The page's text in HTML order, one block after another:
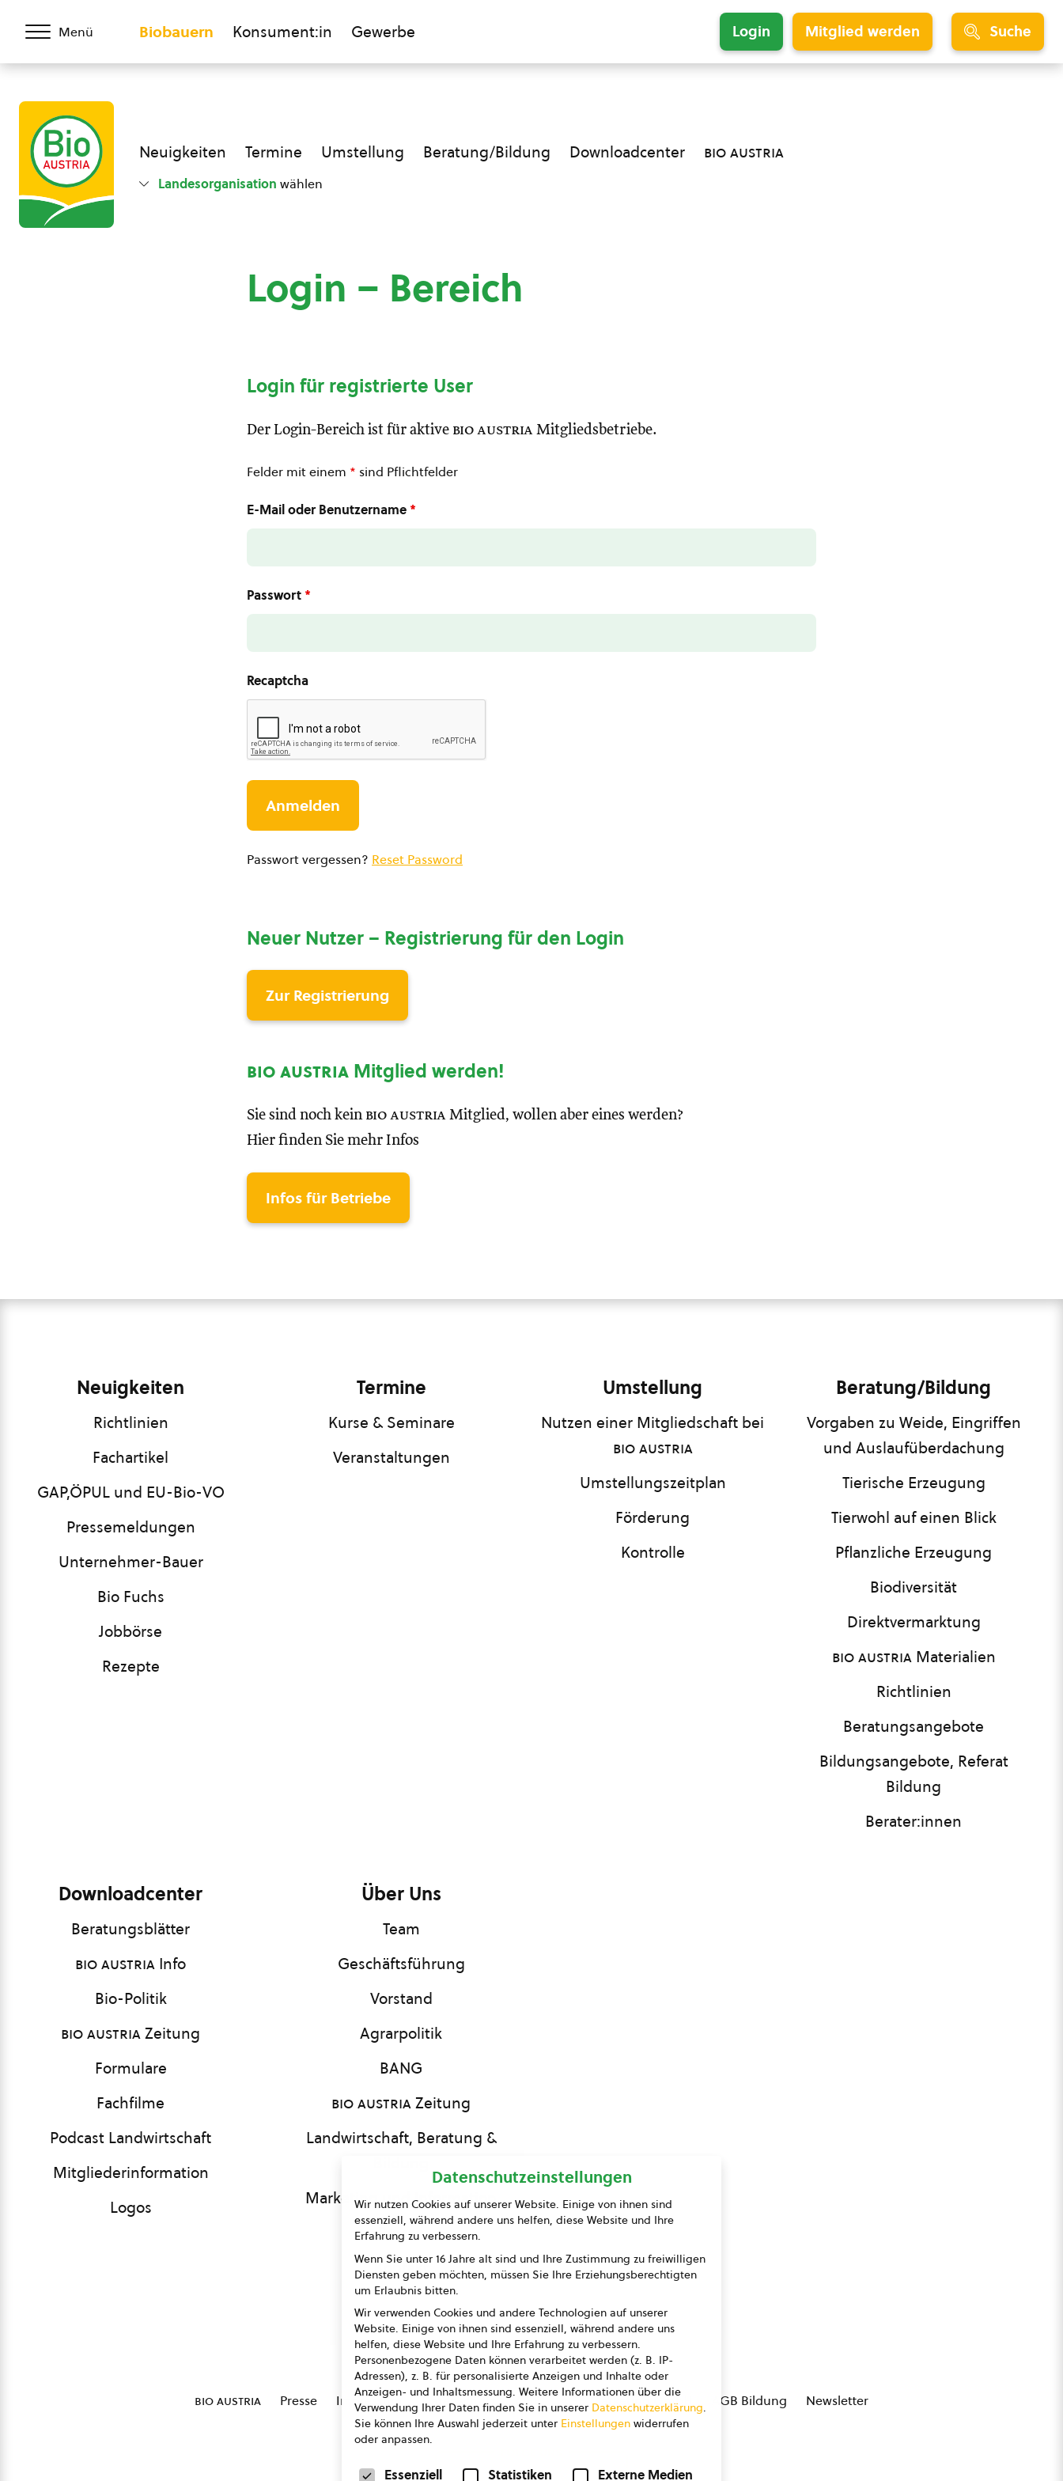
Menü Biobauern Konsument:in Gewerbe Login Mitglied werden Suche
Neuigkeiten Termine Umstellung Beratung/Bildung Downloadcenter bio austria
Landesorganisation wählen
Login – Bereich
Login für registrierte User
Der Login-Bereich ist für aktive bio austria Mitgliedsbetriebe.
Felder mit einem * sind Pflichtfelder
E-Mail oder Benutzername *
Passwort *
Recaptcha
Passwort vergessen? Reset Password
Neuer Nutzer – Registrierung für den Login
Zur Registrierung
bio austria Mitglied werden!
Sie sind noch kein bio austria Mitglied, wollen aber eines werden?
Hier finden Sie mehr Infos
Infos für Betriebe
Neuigkeiten
Richtlinien
Fachartikel
GAP,ÖPUL und EU-Bio-VO
Pressemeldungen
Unternehmer-Bauer
Bio Fuchs
Jobbörse
Rezepte
Termine
Kurse & Seminare
Veranstaltungen
Umstellung
Nutzen einer Mitgliedschaft bei
bio austria
Umstellungszeitplan
Förderung
Kontrolle
Beratung/Bildung
Vorgaben zu Weide, Eingriffen
und Auslaufüberdachung
Tierische Erzeugung
Tierwohl auf einen Blick
Pflanzliche Erzeugung
Biodiversität
Direktvermarktung
bio austriaMaterialien
Richtlinien
Beratungsangebote
Bildungsangebote, Referat
Bildung
Berater:innen
Downloadcenter
Beratungsblätter
bio austria Info
Bio-Politik
bio austriaZeitung
Formulare
Fachfilme
Podcast Landwirtschaft
Mitgliederinformation
Logos
Über Uns
Team
Geschäftsführung
Vorstand
Agrarpolitik
BANG
bio austriaZeitung
Landwirtschaft, Beratung &
Marketing und Information
Presse
Kontakt
bio austria Presse Impressum Datenschutz AGB AGB Marketing GmbH AGB Bildung Newsletter
Datenschutzeinstellungen
Wir nutzen Cookies auf unserer Website. Einige von ihnen sind
essenziell, während andere uns helfen, diese Website und Ihre
Erfahrung zu verbessern.
Wenn Sie unter 16 Jahre alt sind und Ihre Zustimmung zu freiwilligen
Diensten geben möchten, müssen Sie Ihre Erziehungsberechtigten
um Erlaubnis bitten.
Wir verwenden Cookies und andere Technologien auf unserer
Website. Einige von ihnen sind essenziell, während andere uns
helfen, diese Website und Ihre Erfahrung zu verbessern.
Personenbezogene Daten können verarbeitet werden (z. B. IP-
Adressen), z. B. für personalisierte Anzeigen und Inhalte oder
Anzeigen- und Inhaltsmessung. Weitere Informationen über die
Verwendung Ihrer Daten finden Sie in unserer Datenschutzerklärung.
Sie können Ihre Auswahl jederzeit unter Einstellungen widerrufen
oder anpassen.
Datenschutzeinstellungen
Essenziell Statistiken Externe Medien